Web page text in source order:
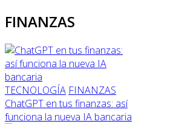
FINANZAS
TECNOLOGÍA FINANZAS
ChatGPT en tus finanzas: así
funciona la nueva IA bancaria